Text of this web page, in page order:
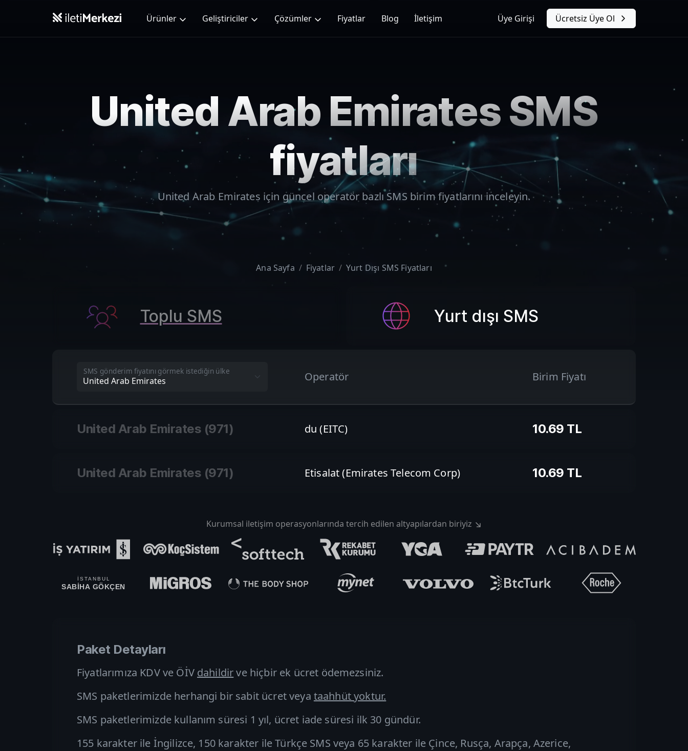
Ürünler
Geliştiriciler Çözümler Fiyatlar Blog İletişim Üye Girişi Ücretsiz Üye Ol
United Arab EmiratesSMS
fiyatları
United Arab Emirates için güncel operatör bazlı SMS birim fiyatlarını inceleyin.
Ana Sayfa Fiyatlar Yurt Dışı SMS Fiyatları
Toplu SMS Yurt dışı SMS
SMS gönderim fiyatını görmek istediğin ülke Operatör Birim Fiyatı
United Arab Emirates (971) du (EITC) 10.69 TL
United Arab Emirates (971) Etisalat (Emirates Telecom Corp) 10.69 TL
Kurumsal iletişim operasyonlarında tercih edilen altyapılardan biriyiz
İSTANBUL
SABİHA GÖKÇEN
Paket Detayları
Fiyatlarımıza KDV ve ÖİV dahildirve hiçbir ek ücret ödemezsiniz.
SMS paketlerimizde herhangi bir sabit ücret veya taahhüt yoktur.
SMS paketlerimizde kullanım süresi 1 yıl, ücret iade süresi ilk 30 gündür.
155 karakter ile İngilizce, 150 karakter ileTürkçe SMS veya 65 karakter ile Çince, Rusça, Arapça, Azerice,